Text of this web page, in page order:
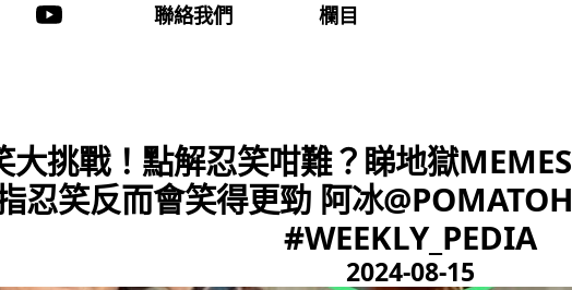
聯絡我們 欄目
挑戰！點解忍笑咁難？睇地獄
忍笑反而會笑得更勁 阿冰
#WEEKLY_PEDIA
2024-08-15